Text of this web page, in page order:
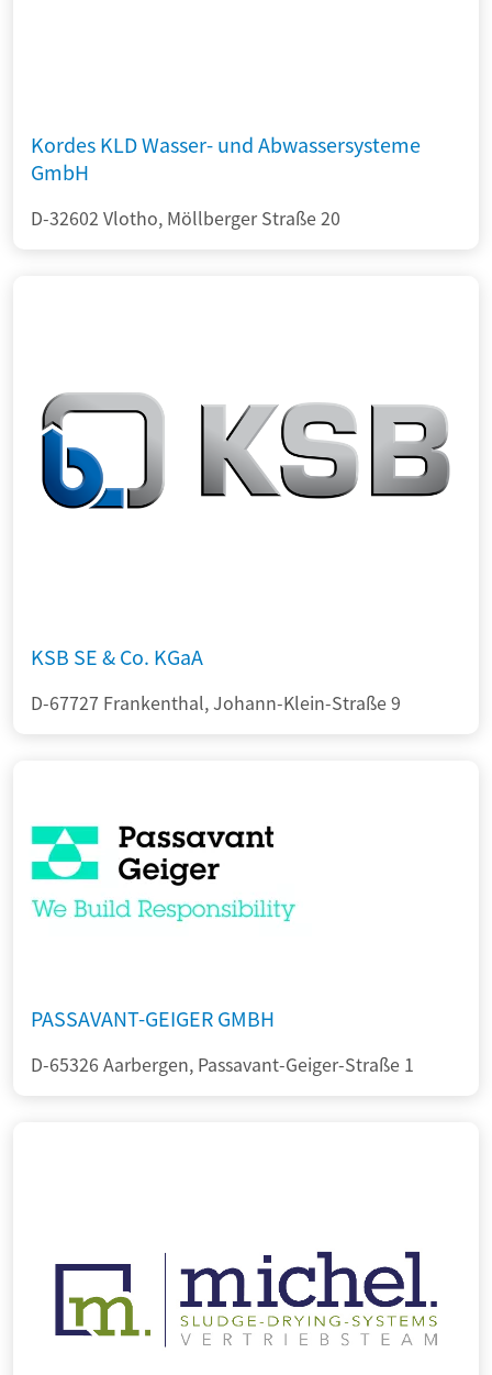
Kordes KLD Wasser- und Abwassersysteme
GmbH
D-32602 Vlotho, Möllberger Straße 20
KSB SE & Co. KGaA
D-67727 Frankenthal, Johann-Klein-Straße 9
PASSAVANT-GEIGER GMBH
D-65326 Aarbergen, Passavant-Geiger-Straße 1